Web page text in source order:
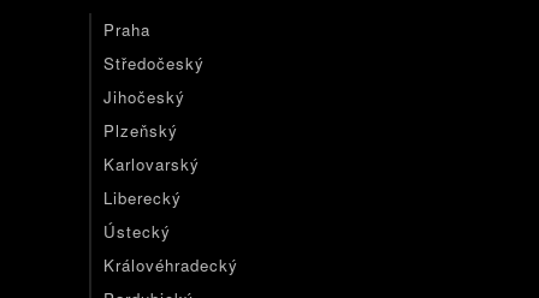
Praha
Středočeský
Jihočeský
Plzeňský
Karlovarský
Liberecký
Ústecký
Královéhradecký